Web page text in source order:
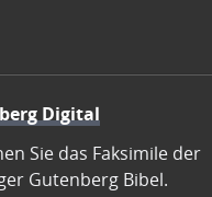
Digital
Sie das Faksimile der
Gutenberg Bibel.